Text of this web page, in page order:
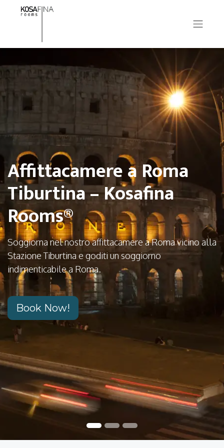
Affittacamere a Roma
Tiburtina – Kosafina
Rooms®
Soggiorna nel nostro affittacamere a Roma vicino alla
Stazione Tiburtina e goditi un soggiorno
indimenticabile a Roma.
Book Now!